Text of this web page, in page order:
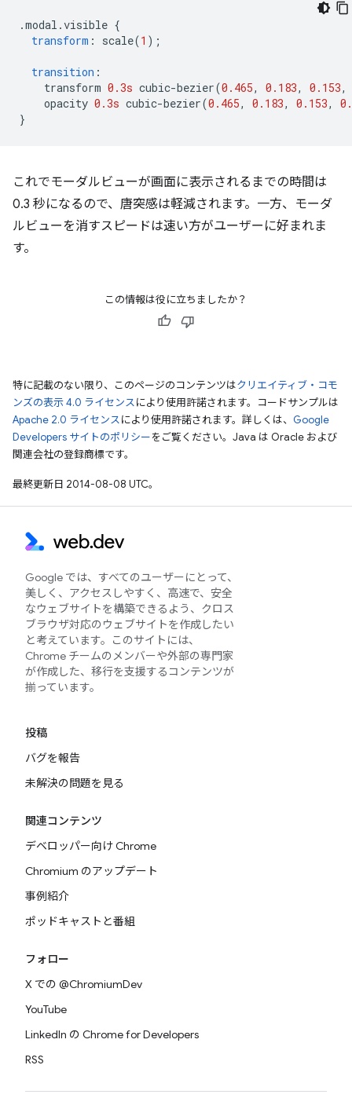
.modal .visible {
transform : scale(1 );
transition :
transform 0.3s cubic-bezier(0.465, 0.183, 0.153,
opacity 0.3s cubic-bezier(0.465, 0.183, 0.153,
}
これでモーダルビューが画面に表示されるまでの時間は
0.3 秒になるので、唐突感は軽減されます。一方、モーダ
ルビューを消すスピードは速い方がユーザーに好まれま
す。
この情報は役に立ちましたか？
特に記載のない限り、このページのコンテンツはクリエイティブ・コモ
ンズの表示 4.0 ライセンスにより使用許諾されます。コードサンプルは
Apache 2.0 ライセンスにより使用許諾されます。詳しくは、 Google
Developers サイトのポリシーをご覧ください。Java は Oracle および
関連会社の登録商標です。
最終更新日 2014-08-08 UTC。
Google では、すべてのユーザーにとって、
美しく、アクセスしやすく、高速で、安全
なウェブサイトを構築できるよう、クロス
ブラウザ対応のウェブサイトを作成したい
と考えています。このサイトには、
Chrome チームのメンバーや外部の専門家
が作成した、移行を支援するコンテンツが
揃っています。
投稿
バグを報告
未解決の問題を見る
関連コンテンツ
デベロッパー向け Chrome
Chromium のアップデート
事例紹介
ポッドキャストと番組
フォロー
X での @ChromiumDev
YouTube
LinkedIn の Chrome for Developers
RSS